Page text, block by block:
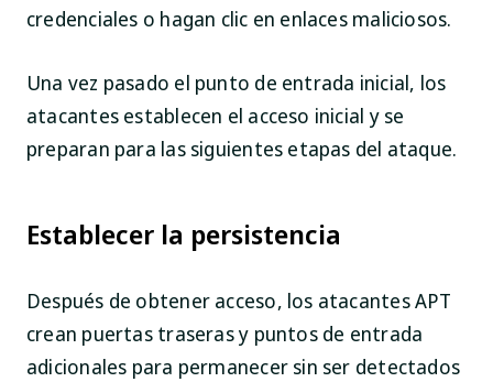
credenciales o hagan clic en enlaces maliciosos.
Una vez pasado el punto de entrada inicial, los
atacantes establecen el acceso inicial y se
preparan para las siguientes etapas del ataque.
Establecer la persistencia
Después de obtener acceso, los atacantes APT
crean puertas traseras y puntos de entrada
adicionales para permanecer sin ser detectados